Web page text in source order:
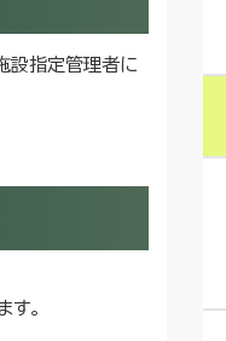
設指定管理者に
。